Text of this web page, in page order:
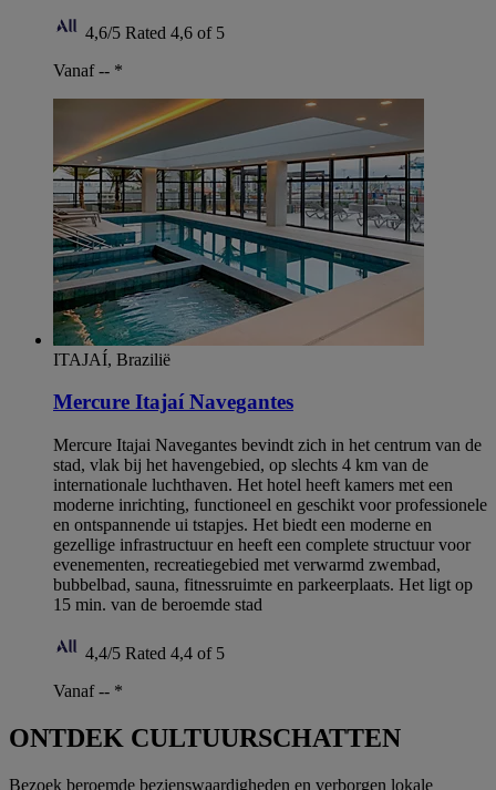
4,6/5 Rated 4,6 of 5
Vanaf -- *
ITAJAÍ, Brazilië
Mercure Itajaí Navegantes
Mercure Itajai Navegantes bevindt zich in het centrum van de
stad, vlak bij het havengebied, op slechts 4 km van de
internationale luchthaven. Het hotel heeft kamers met een
moderne inrichting, functioneel en geschikt voor professionele
en ontspannende ui tstapjes. Het biedt een moderne en
gezellige infrastructuur en heeft een complete structuur voor
evenementen, recreatiegebied met verwarmd zwembad,
bubbelbad, sauna, fitnessruimte en parkeerplaats. Het ligt op
15 min. van de beroemde stad
4,4/5 Rated 4,4 of 5
Vanaf -- *
ONTDEK CULTUURSCHATTEN
Bezoek beroemde bezienswaardigheden en verborgen lokale